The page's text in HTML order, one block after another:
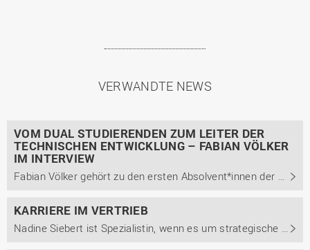
VERWANDTE NEWS
VOM DUAL STUDIERENDEN ZUM LEITER DER
TECHNISCHEN ENTWICKLUNG – FABIAN VÖLKER
IM INTERVIEW
Fabian Völker gehört zu den ersten Absolvent*innen der Studienrichtung Technische Informatik des dualen Studiengangs Engineering technischer Systeme (EtS) am Campus Lingen. Im Interview berichtet er u.a., warum er unbedingt ein duales Studium absolvieren wollte und wie ihm die ...
KARRIERE IM VERTRIEB
Nadine Siebert ist Spezialistin, wenn es um strategische Vertriebsentscheidungen bei der Kampmann Group geht. Ihre Karriere bei dem Lingener Unternehmen startete sie 2011 mit einem dualen Bachelorstudium der Betriebswirtschaft, worauf später ein berufsintegrierendes Masterstudium aufbaute. Im ...